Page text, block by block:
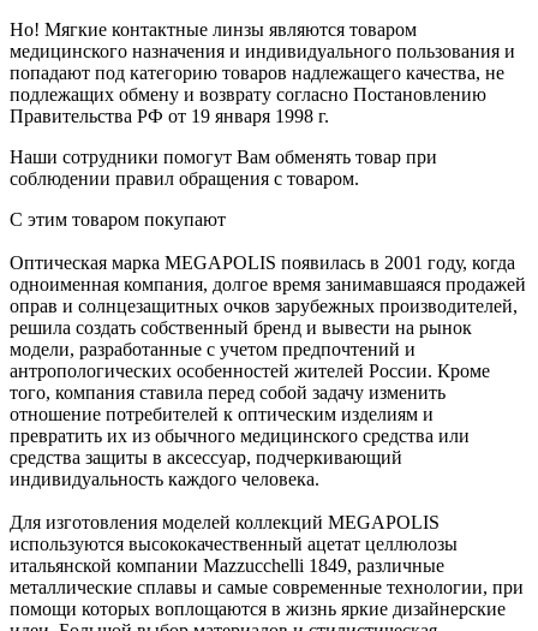
Но! Мягкие контактные линзы являются товаром
медицинского назначения и индивидуального пользования и
попадают под категорию товаров надлежащего качества, не
подлежащих обмену и возврату согласно Постановлению
Правительства РФ от 19 января 1998 г.
Наши сотрудники помогут Вам обменять товар при
соблюдении правил обращения с товаром.
С этим товаром покупают
Оптическая марка MEGAPOLIS появилась в 2001 году, когда
одноименная компания, долгое время занимавшаяся продажей
оправ и солнцезащитных очков зарубежных производителей,
решила создать собственный бренд и вывести на рынок
модели, разработанные с учетом предпочтений и
антропологических особенностей жителей России. Кроме
того, компания ставила перед собой задачу изменить
отношение потребителей к оптическим изделиям и
превратить их из обычного медицинского средства или
средства защиты в аксессуар, подчеркивающий
индивидуальность каждого человека.
Для изготовления моделей коллекций MEGAPOLIS
используются высококачественный ацетат целлюлозы
итальянской компании Mazzucchelli 1849, различные
металлические сплавы и самые современные технологии, при
помощи которых воплощаются в жизнь яркие дизайнерские